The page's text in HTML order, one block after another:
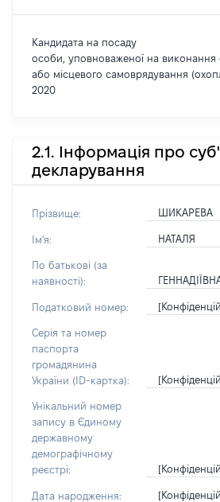
Кандидата на посаду
особи, уповноваженої на виконання
або місцевого самоврядування
2020
2.1. Інформація про
декларування
Прізвище: ШИКАРЕВА
Ім'я: НАТАЛЯ
По батькові (за
наявності):
Податковий номер:
Серія та номер
паспорта
громадянина
України (ID-картка):
Унікальний номер
запису в Єдиному
державному
демографічному
реєстрі:
Дата народження: